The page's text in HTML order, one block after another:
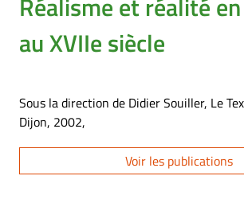
au XVIIe siècle
Sous la direction de Didier Souiller, Le
Dijon, 2002,
Voir les publications